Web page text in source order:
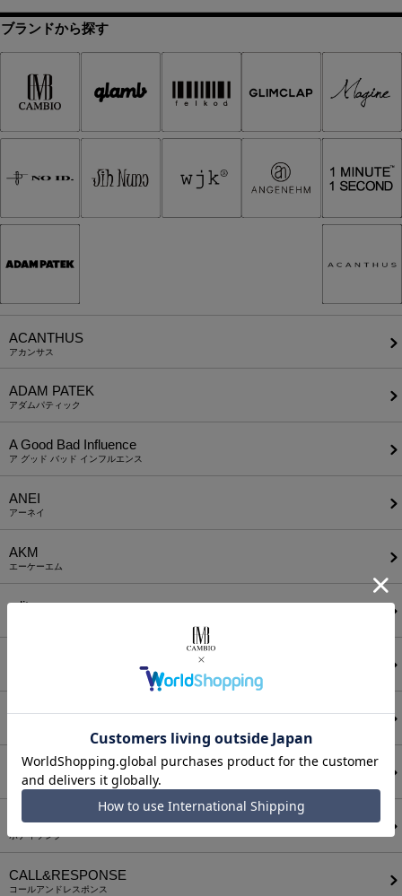
ブランドから探す
ACANTHUS
アカンサス
ADAM PATEK
アダムパティック
A Good Bad Influence
ア グッド バッド インフルエンス
ANEI
アーネイ
AKM
エーケーエム
a lit r
ATTACHMENT
AUI NITE
アウィナイト
BODYSONG.
ボディソング
CALL&RESPONSE
コールアンドレスポンス